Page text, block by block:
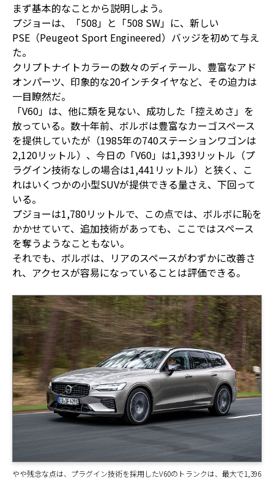
まず基本的なことから説明しよう。
プジョーは、「508」と「508 SW」に、新しい
PSE（Peugeot Sport Engineered）バッジを初めて与え
た。
クリプトナイトカラーの数々のディテール、豊富なアド
オンパーツ、印象的な20インチタイヤなど、その迫力は
一目瞭然だ。
「V60」は、他に類を見ない、成功した「控えめさ」を
放っている。数十年前、ボルボは豊富なカーゴスペース
を提供していたが（1985年の740ステーションワゴンは
2,120リットル）、今日の「V60」は1,393リットル（プ
ラグイン技術なしの場合は1,441リットル）と狭く、こ
れはいくつかの小型SUVが提供できる量さえ、下回って
いる。
プジョーは1,780リットルで、この点では、ボルボに恥を
かかせていて、追加技術があっても、ここではスペース
を奪うようなこともない。
それでも、ボルボは、リアのスペースがわずかに改善さ
れ、アクセスが容易になっていることは評価できる。
やや残念な点は、プラグイン技術を採用したV60のトランクは、最大で1,396